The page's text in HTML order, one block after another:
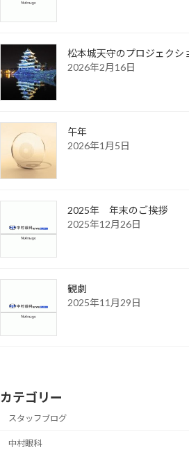
松本城天守のプロジェクシ
2026年2月16日
午年
2026年1月5日
2025年 年末のご挨拶
2025年12月26日
観劇
2025年11月29日
カテゴリー
スタッフブログ
中村眼科